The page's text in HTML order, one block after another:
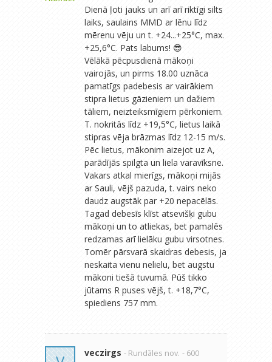
Dienā ļoti jauks un arī arī riktīgi silts
laiks, saulains MMD ar lēnu līdz
mērenu vēju un t. +24...+25°C, max.
+25,6°C. Pats labums! 😎
Vēlākā pēcpusdienā mākoņi
vairojās, un pirms 18.00 uznāca
pamatīgs padebesis ar vairākiem
stipra lietus gāzieniem un dažiem
tāliem, neizteiksmīgiem pērkoniem.
T. nokritās līdz +19,5°C, lietus laikā
stipras vēja brāzmas līdz 12-15 m/s.
Pēc lietus, mākonim aizejot uz A,
parādījās spilgta un liela varavīksne.
Vakars atkal mierīgs, mākoņi mijās
ar Sauli, vējš pazuda, t. vairs neko
daudz augstāk par +20 nepacēlās.
Tagad debesīs klīst atsevišķi gubu
mākoņi un to atliekas, bet pamalēs
redzamas arī lielāku gubu virsotnes.
Tomēr pārsvarā skaidras debesis, ja
neskaita vienu nelielu, bet augstu
mākoni tiešā tuvumā. Pūš tikko
jūtams R puses vējš, t. +18,7°C,
spiediens 757 mm.
veczirgs - Rundāles nov. - 600